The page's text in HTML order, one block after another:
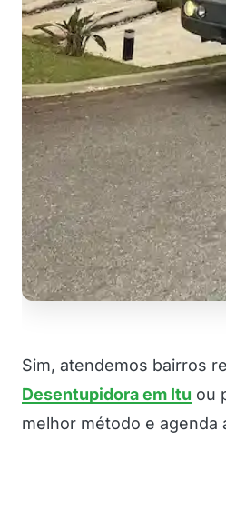
Sim, atendemos bairros
Desentupidora em Itu ou
melhor método e agenda